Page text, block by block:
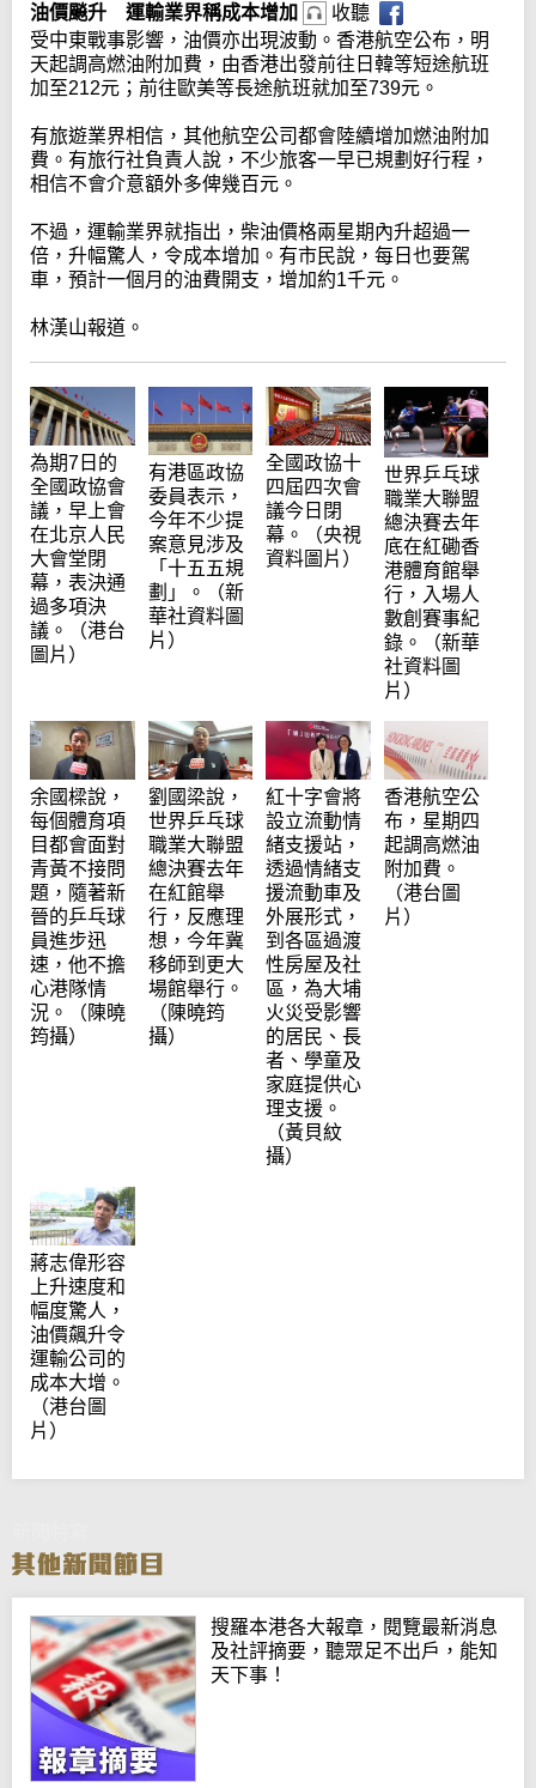
油價飈升 運輸業界稱成本增加
收聽
受中東戰事影響，油價亦出現波動。香港航空公布，明
天起調高燃油附加費，由香港出發前往日韓等短途航班
加至212元；前往歐美等長途航班就加至739元。
有旅遊業界相信，其他航空公司都會陸續增加燃油附加
費。有旅行社負責人說，不少旅客一早已規劃好行程，
相信不會介意額外多俾幾百元。
不過，運輸業界就指出，柴油價格兩星期內升超過一
倍，升幅驚人，令成本增加。有市民說，每日也要駕
車，預計一個月的油費開支，增加約1千元。
林漢山報道。
為期7日的
全國政協會
議，早上會
在北京人民
大會堂閉
幕，表決通
過多項決
議。（港台
圖片）
有港區政協
委員表示，
今年不少提
案意見涉及
「十五五規
劃」。（新
華社資料圖
片）
全國政協十
四屆四次會
議今日閉
幕。（央視
資料圖片）
世界乒乓球
職業大聯盟
總決賽去年
底在紅磡香
港體育館舉
行，入場人
數創賽事紀
錄。（新華
社資料圖
片）
余國樑說，
每個體育項
目都會面對
青黃不接問
題，隨著新
晉的乒乓球
員進步迅
速，他不擔
心港隊情
況。（陳曉
筠攝）
劉國梁說，
世界乒乓球
職業大聯盟
總決賽去年
在紅館舉
行，反應理
想，今年冀
移師到更大
場館舉行。
（陳曉筠
攝）
紅十字會將
設立流動情
緒支援站，
透過情緒支
援流動車及
外展形式，
到各區過渡
性房屋及社
區，為大埔
火災受影響
的居民、長
者、學童及
家庭提供心
理支援。
（黃貝紋
攝）
香港航空公
布，星期四
起調高燃油
附加費。
（港台圖
片）
蔣志偉形容
上升速度和
幅度驚人，
油價飆升令
運輸公司的
成本大增。
（港台圖
片）
搜羅本港各大報章，閱覽最新消息
及社評摘要，聽眾足不出戶，能知
天下事！